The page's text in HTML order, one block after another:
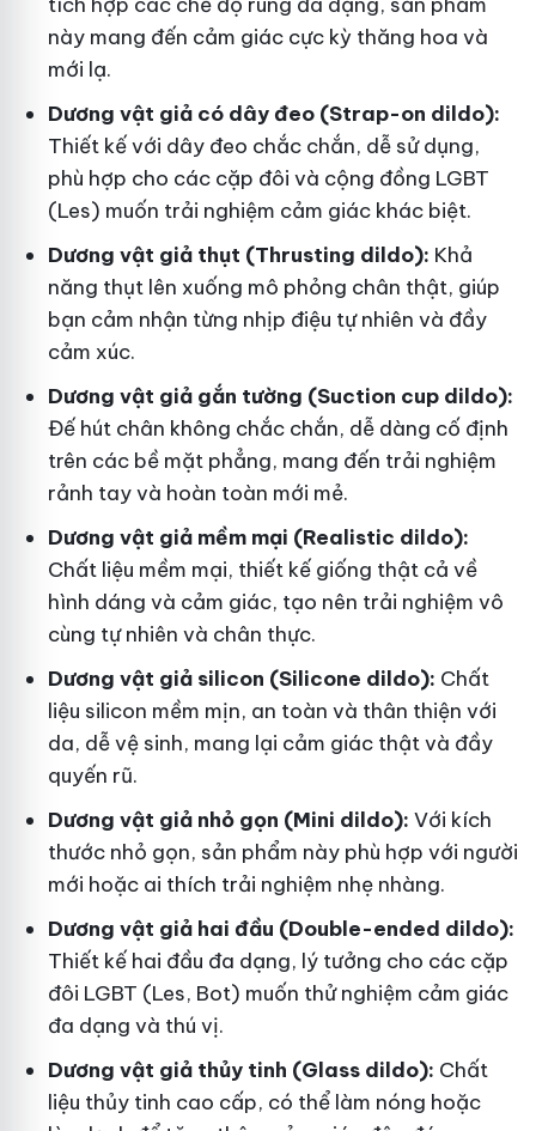
này mang đến cảm giác cực kỳ thăng hoa và
mới lạ.
Dương vật giả có dây đeo (Strap-on dildo):
Thiết kế với dây đeo chắc chắn, dễ sử dụng,
phù hợp cho các cặp đôi và cộng đồng LGBT
(Les) muốn trải nghiệm cảm giác khác biệt.
Dương vật giả thụt (Thrusting dildo): Khả
năng thụt lên xuống mô phỏng chân thật, giúp
bạn cảm nhận từng nhịp điệu tự nhiên và đầy
cảm xúc.
Dương vật giả gắn tường (Suction cup dildo):
Đế hút chân không chắc chắn, dễ dàng cố định
trên các bề mặt phẳng, mang đến trải nghiệm
rảnh tay và hoàn toàn mới mẻ.
Dương vật giả mềm mại (Realistic dildo):
Chất liệu mềm mại, thiết kế giống thật cả về
hình dáng và cảm giác, tạo nên trải nghiệm vô
cùng tự nhiên và chân thực.
Dương vật giả silicon (Silicone dildo): Chất
liệu silicon mềm mịn, an toàn và thân thiện với
da, dễ vệ sinh, mang lại cảm giác thật và đầy
quyến rũ.
Dương vật giả nhỏ gọn (Mini dildo): Với kích
thước nhỏ gọn, sản phẩm này phù hợp với người
mới hoặc ai thích trải nghiệm nhẹ nhàng.
Dương vật giả hai đầu (Double-ended dildo):
Thiết kế hai đầu đa dạng, lý tưởng cho các cặp
đôi LGBT (Les, Bot) muốn thử nghiệm cảm giác
đa dạng và thú vị.
Dương vật giả thủy tinh (Glass dildo): Chất
liệu thủy tinh cao cấp, có thể làm nóng hoặc